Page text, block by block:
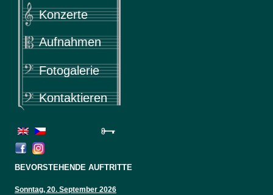
Konzerte
Aufnahmen
Fotogalerie
Kontaktieren
BEVORSTEHENDE AUFTRITTE
Sonntag, 20. September 2026